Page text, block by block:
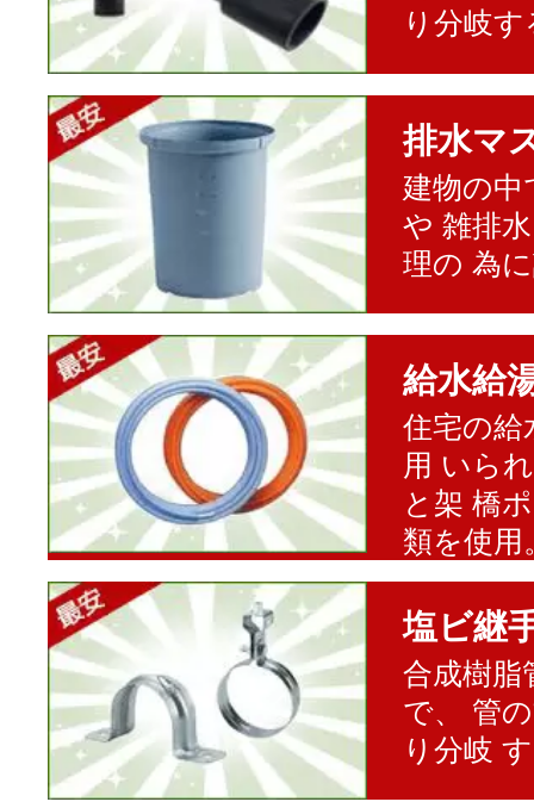
り分岐
排水マ
建物の中
や 雑排
理の 為
給水給
住宅の給
用 いら
と架 橋
類を使用
塩ビ継
合成樹脂
で、 管
り分岐